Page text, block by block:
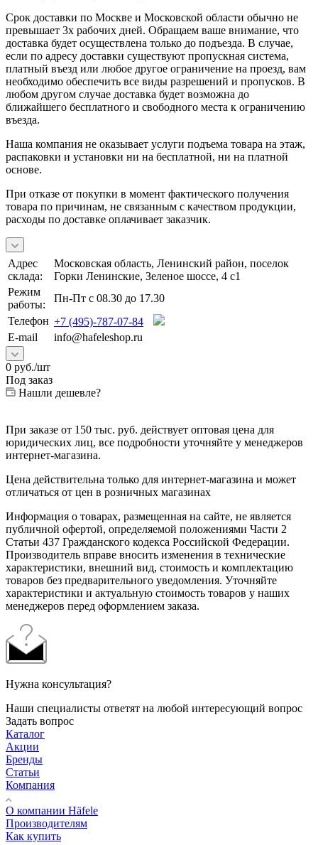
Срок доставки по Москве и Московской области обычно не
превышает 3х рабочих дней. Обращаем ваше внимание, что
доставка будет осуществлена только до подъезда. В случае,
если по адресу доставки существуют пропускная система,
платный въезд или любое другое ограничение на проезд, вам
необходимо обеспечить все виды разрешений и пропусков. В
любом другом случае доставка будет возможна до
ближайшего бесплатного и свободного места к ограничению
въезда.
Наша компания не оказывает услуги подъема товара на этаж,
распаковки и установки ни на бесплатной, ни на платной
основе.
При отказе от покупки в момент фактического получения
товара по причинам, не связанным с качеством продукции,
расходы по доставке оплачивает заказчик.
Адрес
склада:
Московская область, Ленинский район, поселок
Горки Ленинские, Зеленое шоссе, 4 с1
Режим
работы:
Пн-Пт с 08.30 до 17.30
Телефон +7 (495)-787-07-84
E-mail
info@hafeleshop.ru
0 руб./шт
Под заказ
Нашли дешевле?
При заказе от 150 тыс. руб. действует оптовая цена для
юридических лиц, все подробности уточняйте у менеджеров
интернет-магазина.
Цена действительна только для интернет-магазина и может
отличаться от цен в розничных магазинах
Информация о товарах, размещенная на сайте, не является
публичной офертой, определяемой положениями Части 2
Статьи 437 Гражданского кодекса Российской Федерации.
Производитель вправе вносить изменения в технические
характеристики, внешний вид, стоимость и комплектацию
товаров без предварительного уведомления. Уточняйте
характеристики и актуальную стоимость товаров у наших
менеджеров перед оформлением заказа.
Нужна консультация?
Наши специалисты ответят на любой интересующий вопрос
Задать вопрос
Каталог
Акции
Бренды
Статьи
Компания
О компании Häfele
Производителям
Как купить